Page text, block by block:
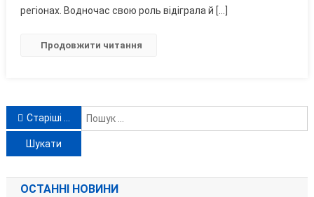
регіонах. Водночас свою роль відіграла й […]
Продовжити читання
Навігація
за
записами
Старіші записи
ОСТАННІ НОВИНИ